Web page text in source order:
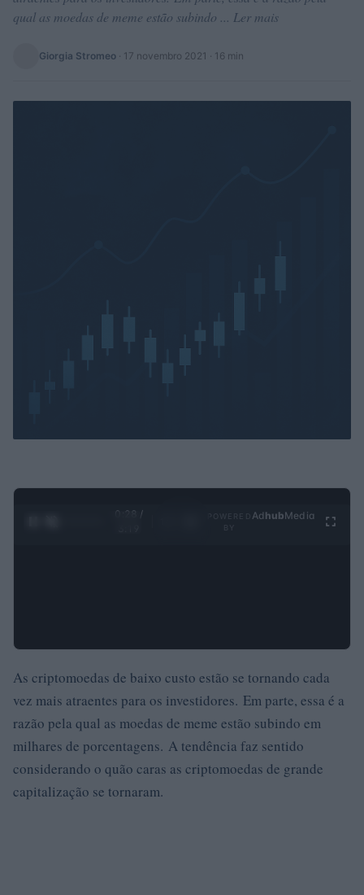
qual as moedas de meme estão subindo ... Ler mais
Giorgia Stromeo · 17 novembro 2021 · 16 min
0:29 /
Ad hubMedia
As criptomoedas de baixo custo estão se tornando cada
vez mais atraentes para os investidores. Em parte, essa é a
razão pela qual as moedas de meme estão subindo em
milhares de porcentagens. A tendência faz sentido
considerando o quão caras as criptomoedas de grande
capitalização se tornaram.